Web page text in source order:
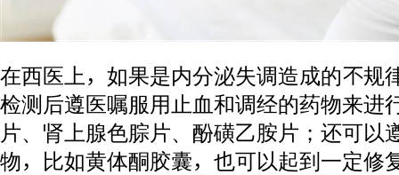
在西医上，如果是内分泌失调造成的不规
检测后遵医嘱服用止血和调经的药物来进
片、肾上腺色腙片、酚磺乙胺片；还可以
物，比如黄体酮胶囊，也可以起到一定修